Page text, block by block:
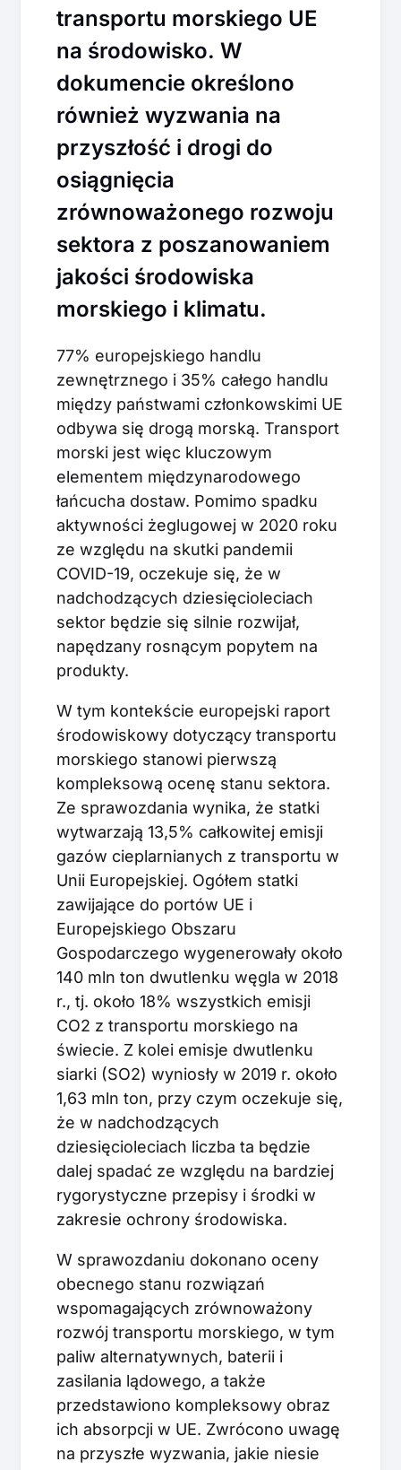
transportu morskiego UE
na środowisko. W
dokumencie określono
również wyzwania na
przyszłość i drogi do
osiągnięcia
zrównoważonego rozwoju
sektora z poszanowaniem
jakości środowiska
morskiego i klimatu.
77% europejskiego handlu
zewnętrznego i 35% całego handlu
między państwami członkowskimi UE
odbywa się drogą morską. Transport
morski jest więc kluczowym
elementem międzynarodowego
łańcucha dostaw. Pomimo spadku
aktywności żeglugowej w 2020 roku
ze względu na skutki pandemii
COVID-19, oczekuje się, że w
nadchodzących dziesięcioleciach
sektor będzie się silnie rozwijał,
napędzany rosnącym popytem na
produkty.
W tym kontekście europejski raport
środowiskowy dotyczący transportu
morskiego stanowi pierwszą
kompleksową ocenę stanu sektora.
Ze sprawozdania wynika, że statki
wytwarzają 13,5% całkowitej emisji
gazów cieplarnianych z transportu w
Unii Europejskiej. Ogółem statki
zawijające do portów UE i
Europejskiego Obszaru
Gospodarczego wygenerowały około
140 mln ton dwutlenku węgla w 2018
r., tj. około 18% wszystkich emisji
CO2 z transportu morskiego na
świecie. Z kolei emisje dwutlenku
siarki (SO2) wyniosły w 2019 r. około
1,63 mln ton, przy czym oczekuje się,
że w nadchodzących
dziesięcioleciach liczba ta będzie
dalej spadać ze względu na bardziej
rygorystyczne przepisy i środki w
zakresie ochrony środowiska.
W sprawozdaniu dokonano oceny
obecnego stanu rozwiązań
wspomagających zrównoważony
rozwój transportu morskiego, w tym
paliw alternatywnych, baterii i
zasilania lądowego, a także
przedstawiono kompleksowy obraz
ich absorpcji w UE. Zwrócono uwagę
na przyszłe wyzwania, jakie niesie